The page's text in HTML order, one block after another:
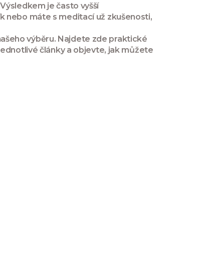
je často vyšší
nebo máte s meditací už zkušenosti,
výběru. Najdete zde praktické
články a objevte, jak můžete